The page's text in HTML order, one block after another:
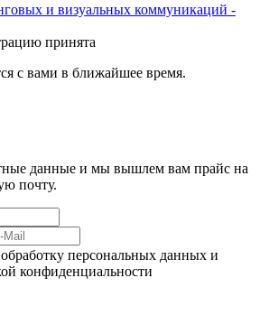
принята
с вами в ближайшее время.
данные и мы вышлем вам прайс на
почту.
персональных данных и
конфиденциальности